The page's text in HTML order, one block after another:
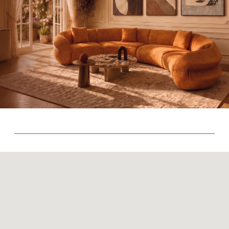
© 2026 Sky Living
Политика конфиденциальности
Политика возврата товаров